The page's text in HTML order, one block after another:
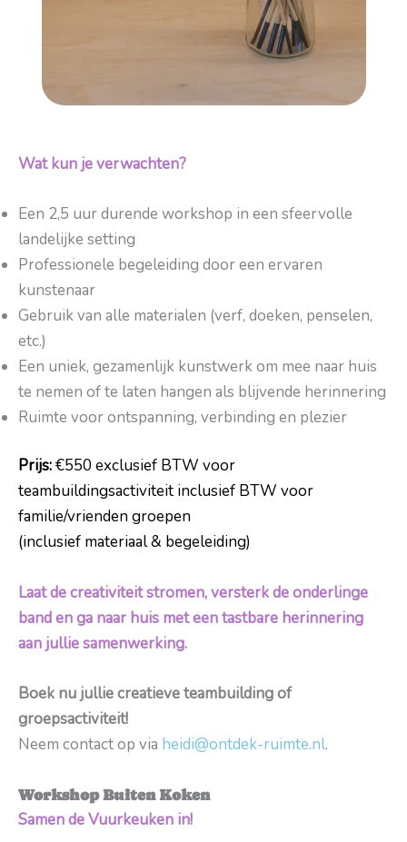
Wat kun je verwachten?
Een 2,5 uur durende workshop in een sfeervolle
landelijke setting
Professionele begeleiding door een ervaren
kunstenaar
Gebruik van alle materialen (verf, doeken, penselen,
etc.)
Een uniek, gezamenlijk kunstwerk om mee naar huis
te nemen of te laten hangen als blijvende herinnering
Ruimte voor ontspanning, verbinding en plezier
Prijs:€550 exclusief BTW voor
teambuildingsactiviteit inclusief BTW voor
familie/vrienden groepen
(inclusief materiaal & begeleiding)
Laat de creativiteit stromen, versterk de onderlinge
band en ga naar huis met een tastbare herinnering
aan jullie samenwerking.
Boek nu jullie creatieve teambuilding of
groepsactiviteit!
Neem contact op via heidi@ontdek-ruimte.nl.
Workshop Buiten Koken
Samen de Vuurkeuken in!